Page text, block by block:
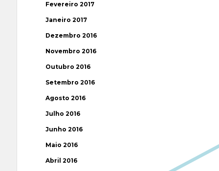
Fevereiro 2017
Janeiro 2017
Dezembro 2016
Novembro 2016
Outubro 2016
Setembro 2016
Agosto 2016
Julho 2016
Junho 2016
Maio 2016
Abril 2016